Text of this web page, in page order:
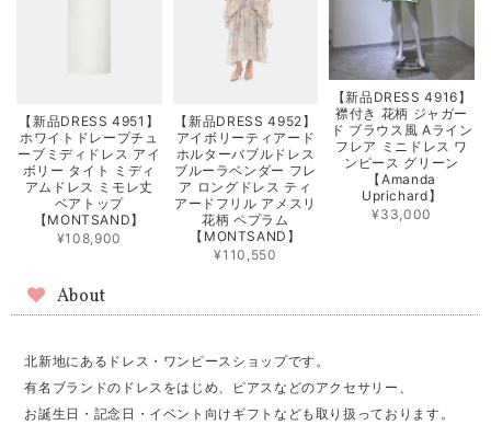
【新品DRESS 4951】
ホワイトドレープチュ
ーブミディドレス アイ
ボリー タイト ミディ
アムドレス ミモレ丈
ベアトップ
【MONTSAND】
¥108,900
【新品DRESS 4952】
アイボリーティアード
ホルターバブルドレス
ブルーラベンダー フレ
ア ロングドレス ティ
アードフリル アメスリ
花柄 ペプラム
【MONTSAND】
¥110,550
【新品DRESS 4916】
襟付き 花柄 ジャガー
ド ブラウス風 Aライン
フレア ミニドレス ワ
ンピース グリーン
【Amanda
Uprichard】
¥33,000
About
北新地にあるドレス・ワンピースショップです。
有名ブランドのドレスをはじめ、ピアスなどのアクセサリー、
お誕生日・記念日・イベント向けギフトなども取り扱っております。